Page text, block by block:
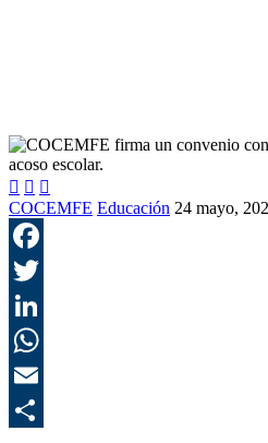
  
COCEMFE Educación 24 mayo,